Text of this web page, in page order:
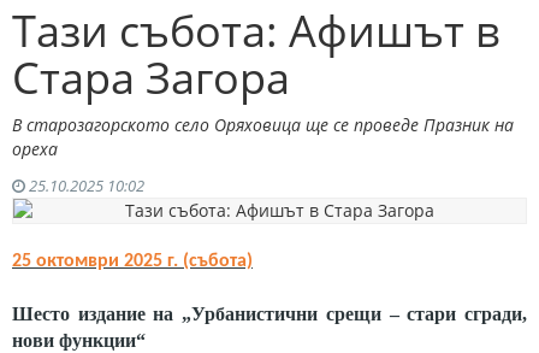
Тази събота: Афишът в
Стара Загора
В старозагорското село Оряховица ще се проведе Празник на
ореха
25.10.2025 10:02
25 октомври 2025 г. (събота)
Шесто издание на „Урбанистични срещи – стари сгради,
нови функции“